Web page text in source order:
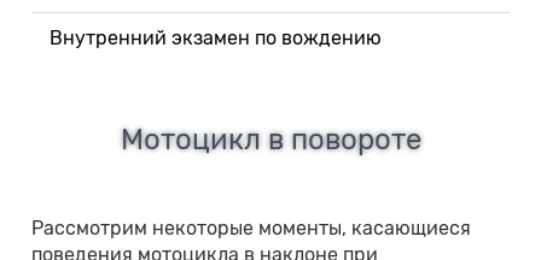
Внутренний экзамен по вождению
Мотоцикл в повороте
Рассмотрим некоторые моменты, касающиеся
поведения мотоцикла в наклоне при